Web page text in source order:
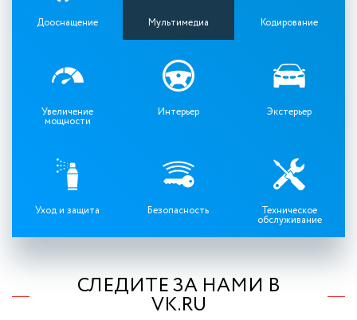
Дооснащение Мультимедиа Кодирование
Увеличение
мощности
Интерьер Экстерьер
Уход и защита Безопасность Техническое
обслуживание
СЛЕДИТЕ ЗА НАМИ В
VK.RU